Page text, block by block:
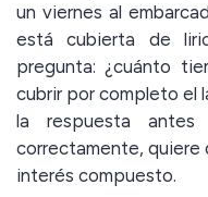
un viernes al
está cubierta de
pregunta: ¿cuánto
cubrir por completo el
la respuesta antes
correctamente, quiere
interés compuesto.